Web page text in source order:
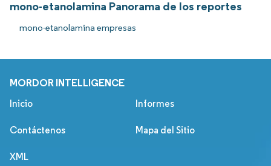
mono-etanolamina Panorama de los reportes
mono-etanolamina empresas
MORDOR INTELLIGENCE
Inicio Informes
Contáctenos Mapa del Sitio
XML